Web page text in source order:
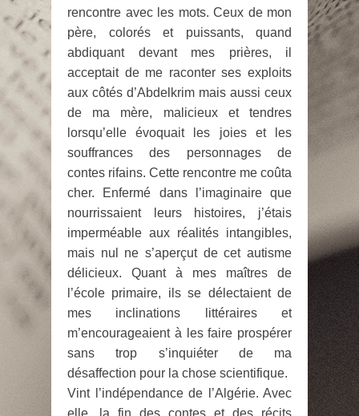
rencontre avec les mots. Ceux de mon
père, colorés et puissants, quand
abdiquant devant mes prières, il
acceptait de me raconter ses exploits
aux côtés d’Abdelkrim mais aussi ceux
de ma mère, malicieux et tendres
lorsqu’elle évoquait les joies et les
souffrances des personnages de
contes rifains. Cette rencontre me coûta
cher. Enfermé dans l’imaginaire que
nourrissaient leurs histoires, j’étais
imperméable aux réalités intangibles,
mais nul ne s’aperçut de cet autisme
délicieux. Quant à mes maîtres de
l’école primaire, ils se délectaient de
mes inclinations littéraires et
m’encourageaient à les faire prospérer
sans trop s’inquiéter de ma
désaffection pour la chose scientifique.
Vint l’indépendance de l’Algérie. Avec
elle, la fin des contes et des récits